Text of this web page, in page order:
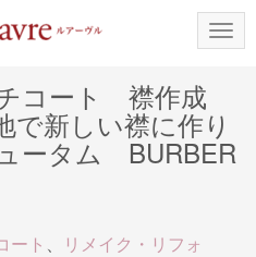
N
a
a
t
i
o
コート 襟作成
新しい襟に作り
ータム BURBER
ート 、 リメイク・リフォ